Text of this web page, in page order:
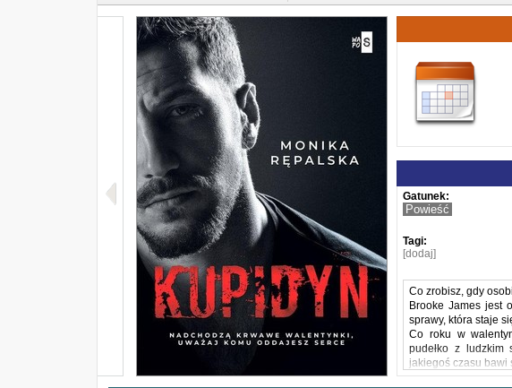
Gatunek:
Powieść
Tagi:
[dodaj]
Co zrobisz, gdy
Brooke James jest
sprawy, która staje
Co roku w
pudełko z ludzkim
jakiegoś czasu bawi
a agentka zupełnie